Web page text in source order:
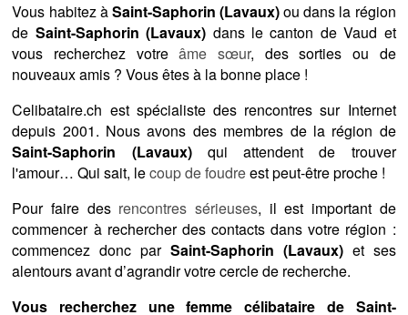
Vous habitez àSaint-Saphorin (Lavaux)ou dans la région
de Saint-Saphorin (Lavaux) dans le canton de Vaud et
vous recherchez votreâme sœur, des sorties ou de
nouveaux amis ? Vous êtes à la bonne place !
Celibataire.ch est spécialiste des rencontres sur Internet
depuis 2001. Nous avons des membres de la région de
Saint-Saphorin (Lavaux)qui attendent de trouver
l'amour… Qui sait, lecoup de foudreest peut-être proche !
Pour faire des rencontres sérieuses, il est important de
commencer à rechercher des contacts dans votre région :
commencez donc par Saint-Saphorin (Lavaux)et ses
alentours avant d’agrandir votre cercle de recherche.
Vous recherchez une femme célibataire de Saint-